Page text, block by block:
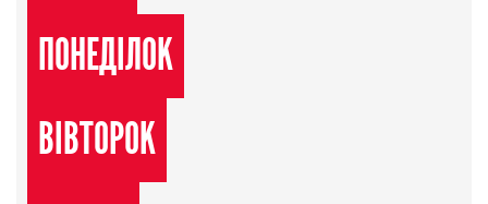
ПОНЕДІЛОК
ВІВТОРОК